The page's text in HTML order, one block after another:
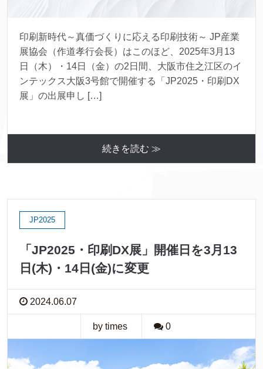
印刷新時代～真価づくりに応える印刷技術～ JP産業
展協会（作道孝行会長）はこのほど、2025年3月13
日（木）・14日（金）の2日間、大阪市住之江区のイ
ンテックス大阪3号館で開催する「JP2025・印刷DX
展」の出展申し […]
続きを読む ≫
JP2025
「JP2025・印刷DX展」開催日を3月13
日(木)・14日(金)に変更
2024.06.07
by times 0